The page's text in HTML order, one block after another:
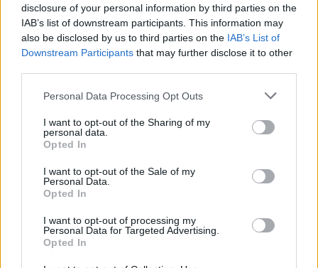
disclosure of your personal information by third parties on the
IAB’s list of downstream participants. This information may
also be disclosed by us to third parties on the IAB’s List of
Downstream Participants that may further disclose it to other
Personal Data Processing Opt Outs
I want to opt-out of the Sharing of my
personal data.
Opted In
I want to opt-out of the Sale of my
Personal Data.
Opted In
I want to opt-out of processing my
Personal Data for Targeted Advertising.
Opted In
Taip pat pernai šalies gyvybės mokslų
sektorių papildė dvi naujos įmonės –
šveicarų „Avance“, kurios biuras Vilniuje teiks
finansines konsultacijas biotechnologijų ir
farmacijos bendrovėms, ir biofarmacinės
analizės srityje tyrimus atliekanti užsakomųjų
mokslinių tyrimų bendrovė „BioPharmaSpec“,
Lietuvą pasirinkusi vystyti ikiklinikinių tyrimų
Pasak E. Čivilio, pasaulinės prognozės rodo